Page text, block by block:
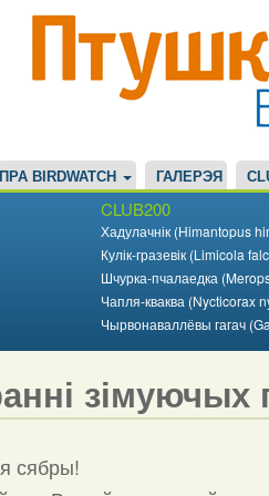
ПРА BIRDWATCH ГАЛЕРЭЯ
CLUB200
Хадулачнік (Himantopus
Кулік-гразевік (Limicola
Шчурка-пчалаедка
Чапля-кваква (Nycticorax
Чырвонаваллёвы гагач
зімуючых
сябры!